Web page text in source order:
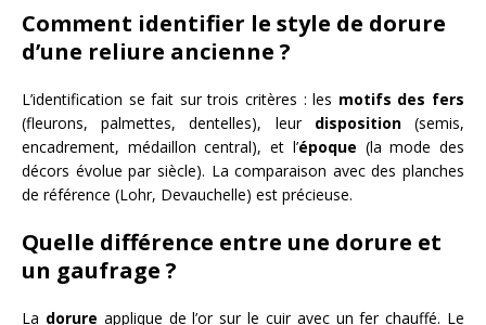
Comment identifier le style de dorure
d’une reliure ancienne ?
L’identification se fait sur trois critères : les motifs des fers
(fleurons, palmettes, dentelles), leur disposition(semis,
encadrement, médaillon central), et l’époque (la mode des
décors évolue par siècle). La comparaison avec des planches
de référence (Lohr, Devauchelle) est précieuse.
Quelle différence entre une dorure et
un gaufrage ?
La dorure applique de l’or sur le cuir avec un fer chauffé. Le